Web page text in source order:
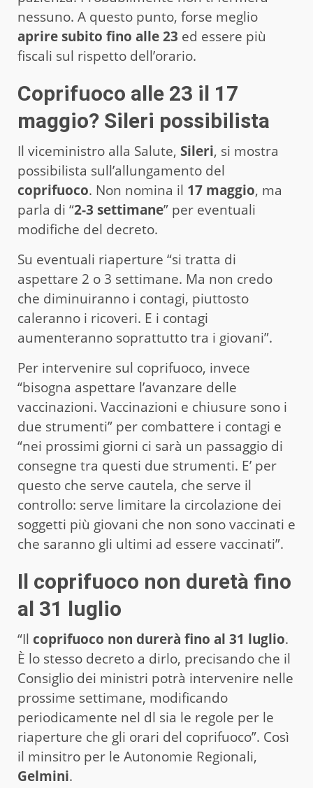
nessuno. A questo punto, forse meglio
aprire subito fino alle 23 ed essere più
fiscali sul rispetto dell’orario.
Coprifuoco alle 23 il 17
maggio? Sileri possibilista
Il viceministro alla Salute, Sileri, si mostra
possibilista sull’allungamento del
coprifuoco. Non nomina il 17 maggio, ma
parla di “2-3 settimane” per eventuali
modifiche del decreto.
Su eventuali riaperture “si tratta di
aspettare 2 o 3 settimane. Ma non credo
che diminuiranno i contagi, piuttosto
caleranno i ricoveri. E i contagi
aumenteranno soprattutto tra i giovani”.
Per intervenire sul coprifuoco, invece
“bisogna aspettare l’avanzare delle
vaccinazioni. Vaccinazioni e chiusure sono i
due strumenti” per combattere i contagi e
“nei prossimi giorni ci sarà un passaggio di
consegne tra questi due strumenti. E’ per
questo che serve cautela, che serve il
controllo: serve limitare la circolazione dei
soggetti più giovani che non sono vaccinati e
che saranno gli ultimi ad essere vaccinati”.
Il coprifuoco non duretà fino
al 31 luglio
“Il coprifuoco non durerà fino al 31 luglio.
È lo stesso decreto a dirlo, precisando che il
Consiglio dei ministri potrà intervenire nelle
prossime settimane, modificando
periodicamente nel dl sia le regole per le
riaperture che gli orari del coprifuoco”. Così
il minsitro per le Autonomie Regionali,
Gelmini.